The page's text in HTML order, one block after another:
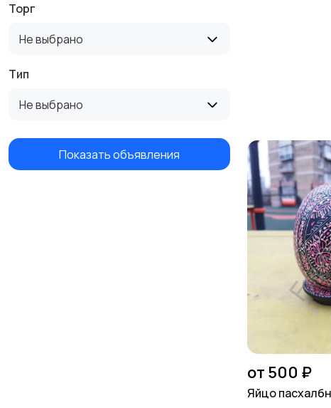
Торг
Не выбрано
Тип
Не выбрано
Показать объявления
от 500 ₽
Яйцо